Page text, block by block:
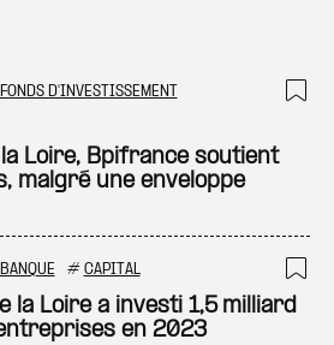
FONDS D'INVESTISSEMENT
Loire, Bpifrance soutient
malgré une enveloppe
BANQUE # CAPITAL
la Loire a investi 1,5 milliard
en 2023